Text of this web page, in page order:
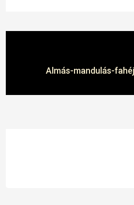
Almás-mandulás-